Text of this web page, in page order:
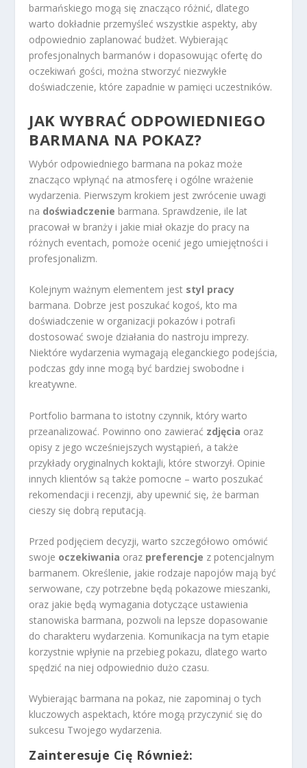
barmańskiego mogą się znacząco różnić, dlatego
warto dokładnie przemyśleć wszystkie aspekty, aby
odpowiednio zaplanować budżet. Wybierając
profesjonalnych barmanów i dopasowując ofertę do
oczekiwań gości, można stworzyć niezwykłe
doświadczenie, które zapadnie w pamięci uczestników.
JAK WYBRAĆ ODPOWIEDNIEGO
BARMANA NA POKAZ?
Wybór odpowiedniego barmana na pokaz może
znacząco wpłynąć na atmosferę i ogólne wrażenie
wydarzenia. Pierwszym krokiem jest zwrócenie uwagi
na doświadczenie barmana. Sprawdzenie, ile lat
pracował w branży i jakie miał okazje do pracy na
różnych eventach, pomoże ocenić jego umiejętności i
profesjonalizm.
Kolejnym ważnym elementem jest styl pracy
barmana. Dobrze jest poszukać kogoś, kto ma
doświadczenie w organizacji pokazów i potrafi
dostosować swoje działania do nastroju imprezy.
Niektóre wydarzenia wymagają eleganckiego podejścia,
podczas gdy inne mogą być bardziej swobodne i
kreatywne.
Portfolio barmana to istotny czynnik, który warto
przeanalizować. Powinno ono zawierać zdjęcia oraz
opisy z jego wcześniejszych wystąpień, a także
przykłady oryginalnych koktajli, które stworzył. Opinie
innych klientów są także pomocne – warto poszukać
rekomendacji i recenzji, aby upewnić się, że barman
cieszy się dobrą reputacją.
Przed podjęciem decyzji, warto szczegółowo omówić
swoje oczekiwania oraz preferencje z potencjalnym
barmanem. Określenie, jakie rodzaje napojów mają być
serwowane, czy potrzebne będą pokazowe mieszanki,
oraz jakie będą wymagania dotyczące ustawienia
stanowiska barmana, pozwoli na lepsze dopasowanie
do charakteru wydarzenia. Komunikacja na tym etapie
korzystnie wpłynie na przebieg pokazu, dlatego warto
spędzić na niej odpowiednio dużo czasu.
Wybierając barmana na pokaz, nie zapominaj o tych
kluczowych aspektach, które mogą przyczynić się do
sukcesu Twojego wydarzenia.
Zainteresuje Cię Również: